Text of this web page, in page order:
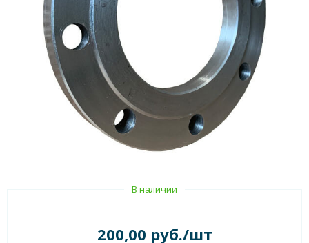
В наличии
200,00 руб./шт